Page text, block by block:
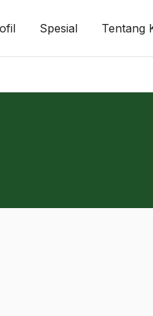
Spesial Tentang